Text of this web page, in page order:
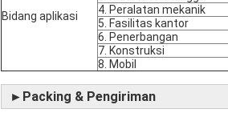
Bidang aplikasi
4. Peralatan mekanik
5. Fasilitas kantor
6. Penerbangan
7. Konstruksi
8. Mobil
►Packing & Pengiriman